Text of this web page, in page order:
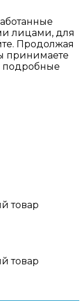
лицами, для
Продолжая
принимаете
подробные
товар
товар